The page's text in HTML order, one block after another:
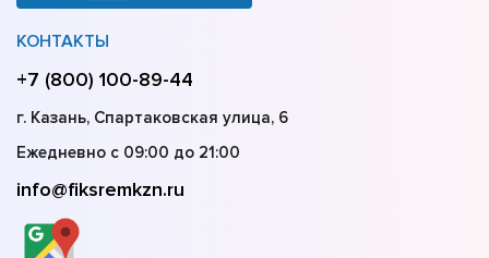
КОНТАКТЫ
+7 (800) 100-89-44
г. Казань, Спартаковская улица, 6
Ежедневно с 09:00 до 21:00
info@fiksremkzn.ru